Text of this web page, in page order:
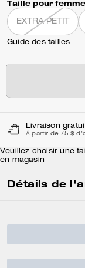
Taille pour
EXTRA PETIT
Guide des tailles
Livraison
À partir de 75 $
Veuillez choisir une
en magasin
Détails de